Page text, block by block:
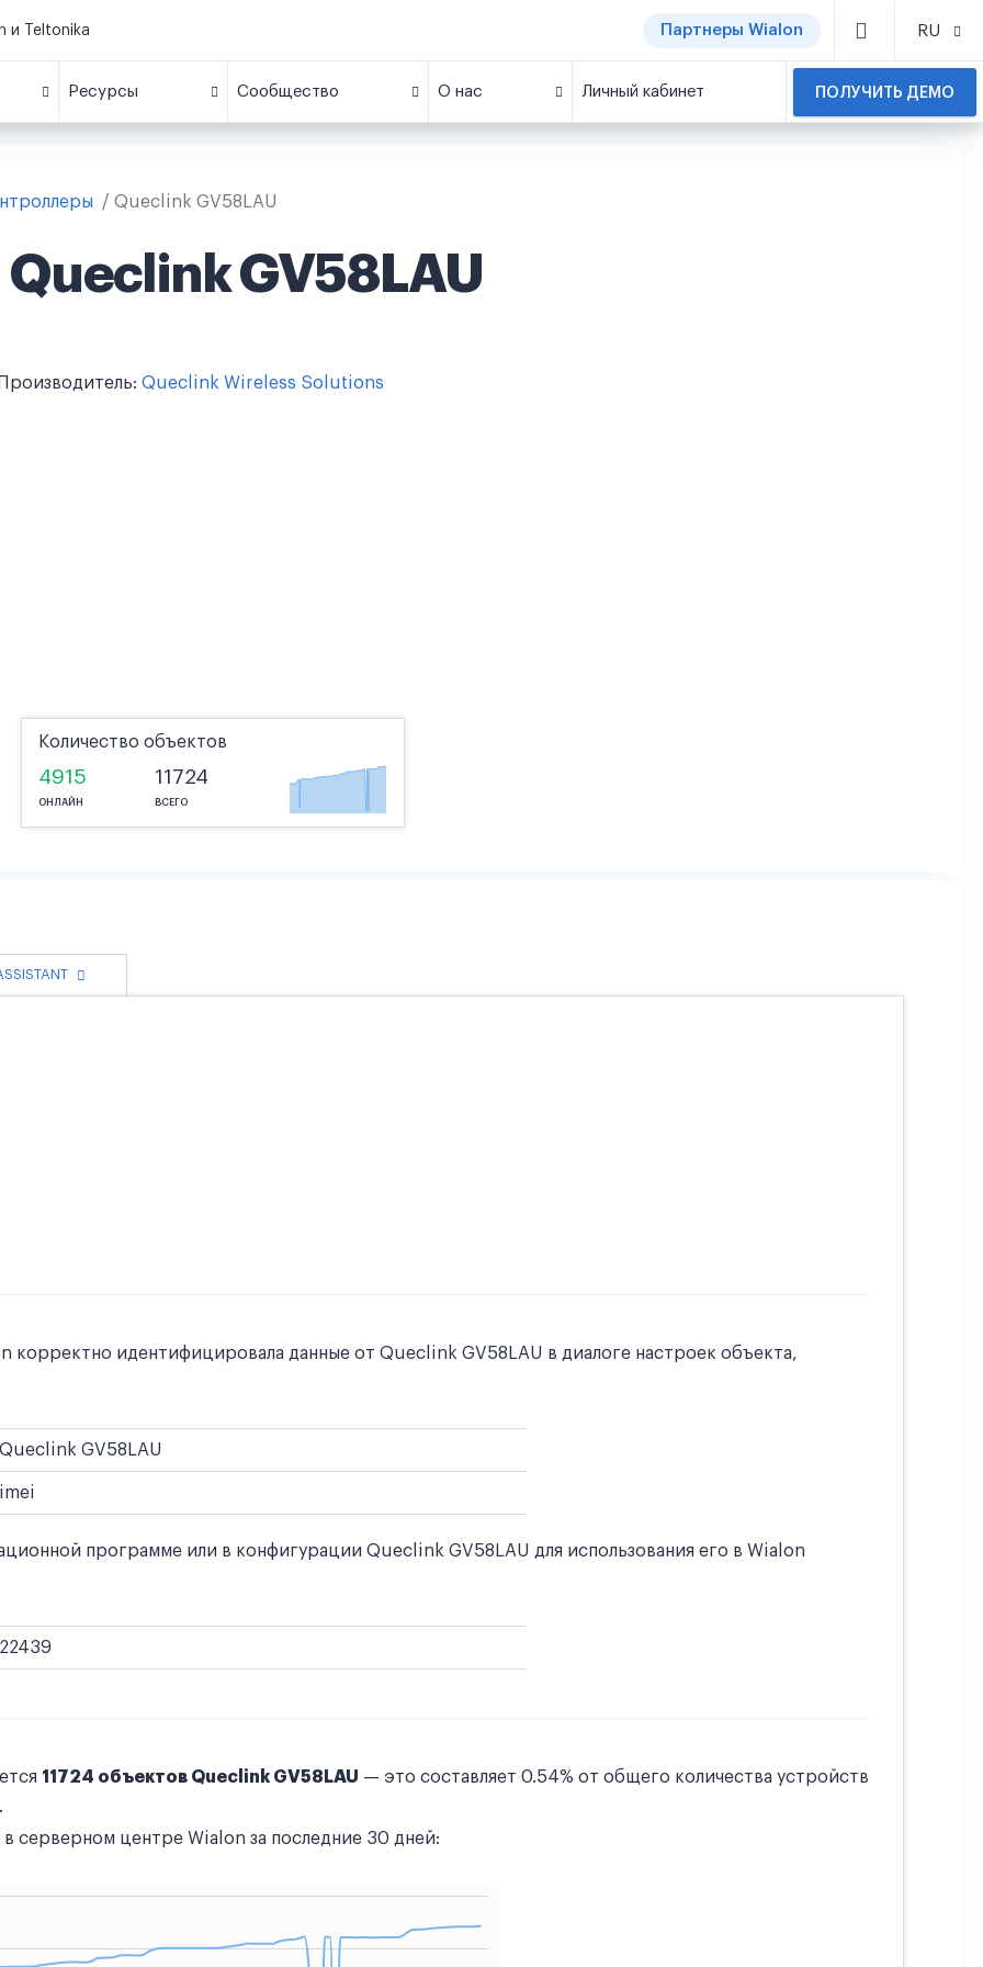
и Teltonika Партнеры Wialon RU
Ресурсы Сообщество О нас Личный кабинет ПОЛУЧИТЬ ДЕМО
Queclink GV58LAU
Queclink GV58LAU
Queclink Wireless Solutions
Количество объектов
4915
ОНЛАЙН
11724
ВСЕГО
корректно идентифицировала данные от Queclink GV58LAU в диалоге настроек объекта,
Queclink GV58LAU
imei
программе или в конфигурации Queclink GV58LAU для использования его в Wialon
22439
11724 объектов Queclink GV58LAU — это составляет 0.54% от общего количества устройств
серверном центре Wialon за последние 30 дней: